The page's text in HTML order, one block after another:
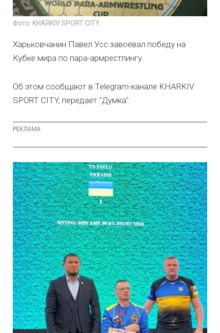
Фото: KHARKIV SPORT CITY
Харьковчанин Павел Усс завоевал победу на
Кубке мира по пара-армрестлингу.
Об этом сообщают в Telegram-канале KHARKIV
SPORT CITY, передает "Думка".